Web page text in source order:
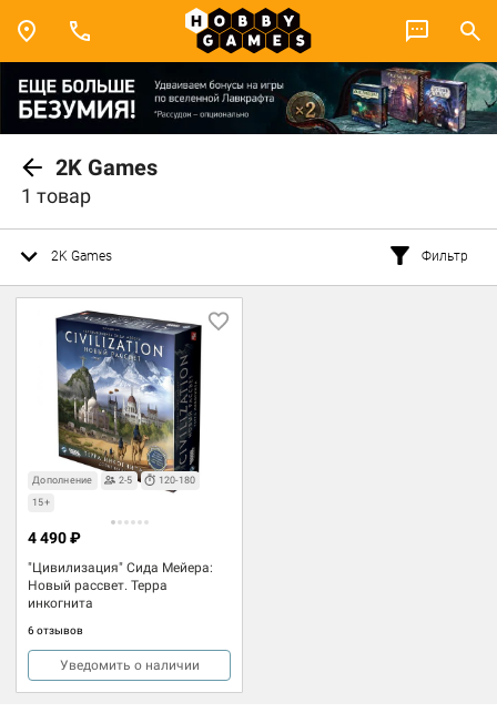
2K Games
1 товар
2K Games Фильтр
Дополнение 2-5
120-180
15+
"Цивилизация" Сида Мейера:
Новый рассвет. Терра
инкогнита
6 отзывов
4 490 ₽
Уведомить о наличии